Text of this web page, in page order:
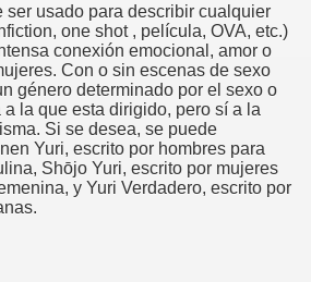
ser usado para describir cualquier
one shot , película, OVA, etc.)
conexión emocional, amor o
Con o sin escenas de sexo
género determinado por el sexo o
la que esta dirigido, pero sí a la
Si se desea, se puede
Yuri, escrito por hombres para
Shōjo Yuri, escrito por mujeres
y Yuri Verdadero, escrito por